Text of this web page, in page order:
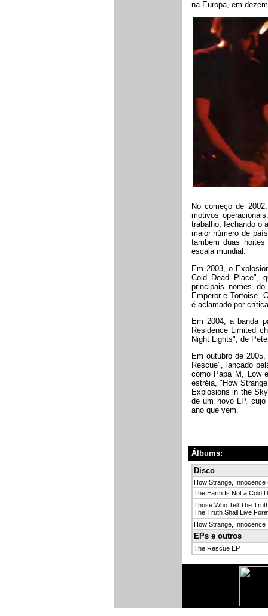
na Europa, em
No começo de
motivos
trabalho, fechando o
maior número de
também duas
escala mundial.
Em 2003, o
Cold Dead Place",
principais nomes
Emperor e Tortoise.
é aclamado por
Em 2004, a banda
Residence Limited
Night Lights", de
Em outubro de
Rescue", lançado
como Papa M, Low
estréia, "How
Explosions in the
de um novo LP,
ano que vem.
Álbums:
Disco
How Strange, Innocence
The Earth Is Not a Cold
Those Who Tell The
The Truth Shall Live
How Strange, Innocence
EPs e outros
The Rescue EP